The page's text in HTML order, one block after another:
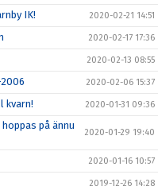
IK! 2020-02-21 14:51
2020-02-17 17:36
2020-02-13 08:55
2020-02-06 15:37
kvarn! 2020-01-31 09:36
på ännu
2020-01-29 19:40
2020-01-16 10:57
2019-12-26 14:28